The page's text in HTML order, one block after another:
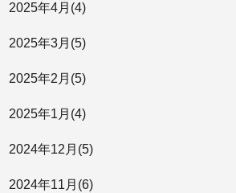
2025年4月 (4)
2025年3月 (5)
2025年2月 (5)
2025年1月 (4)
2024年12月 (5)
2024年11月 (6)